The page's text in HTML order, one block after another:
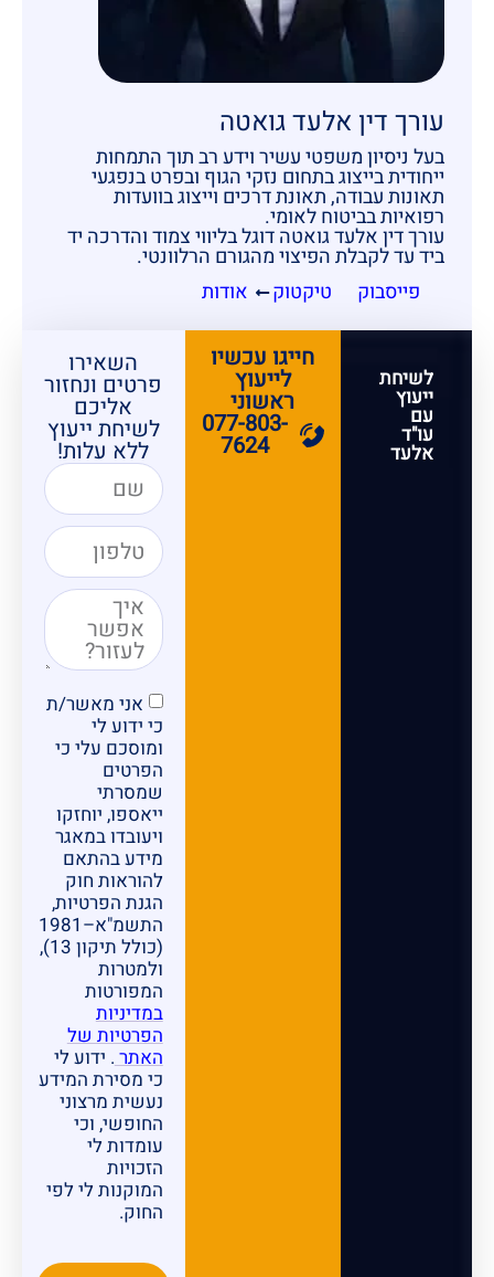
עורך דין אלעד גואטה
בעל ניסיון משפטי עשיר וידע רב תוך התמחות
ייחודית בייצוג בתחום נזקי הגוף ובפרט בנפגעי
תאונות עבודה, תאונת דרכים וייצוג בוועדות
רפואיות בביטוח לאומי.
עורך דין אלעד גואטה דוגל בליווי צמוד והדרכה יד
ביד עד לקבלת הפיצוי מהגורם הרלוונטי.
פייסבוק
טיקטוק אודות
לשיחת
ייעוץ
עם
עו"ד
אלעד
חייגו עכשיו
לייעוץ
ראשוני
077-803-
7624
השאירו
פרטים ונחזור
אליכם
לשיחת ייעוץ
ללא עלות!
אני מאשר/ת
כי ידוע לי
ומוסכם עלי כי
הפרטים
שמסרתי
ייאספו, יוחזקו
ויעובדו במאגר
מידע בהתאם
להוראות חוק
הגנת הפרטיות,
התשמ"א–1981
(כולל תיקון 13),
ולמטרות
המפורטות
במדיניות
הפרטיות של
האתר. ידוע לי
כי מסירת המידע
נעשית מרצוני
החופשי, וכי
עומדות לי
הזכויות
המוקנות לי לפי
החוק.